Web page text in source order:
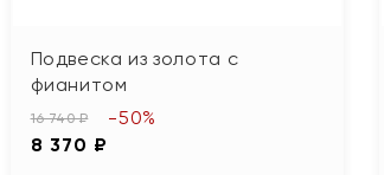
Подвеска из золота с
фианитом
16 740 ₽
8 370 ₽
-50%